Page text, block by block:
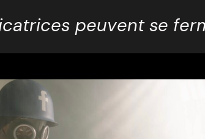
peuvent se